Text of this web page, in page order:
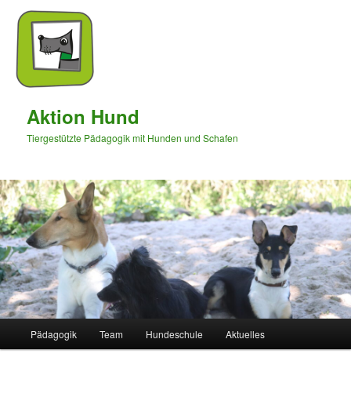
Aktion Hund
Tiergestützte Pädagogik mit Hunden und Schafen
Zum
Pädagogik Team Hundeschule Aktuelles